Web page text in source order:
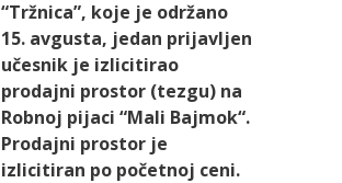
“Tržnica”, koje je održano
15. avgusta, jedan prijavljen
učesnik je izlicitirao
prodajni prostor (tezgu) na
Robnoj pijaci “Mali Bajmok“.
Prodajni prostor je
izlicitiran po početnoj ceni.